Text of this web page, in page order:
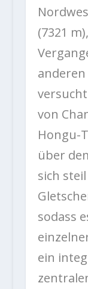
(7321
von
Hongu-
über
sich
sodass
ein